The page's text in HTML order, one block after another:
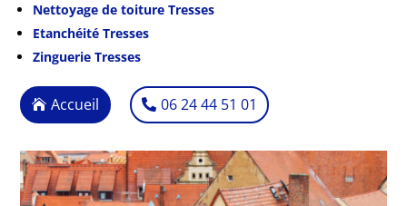
Nettoyage de toiture Tresses
Etanchéité Tresses
Zinguerie Tresses
Accueil 06 24 44 51 01